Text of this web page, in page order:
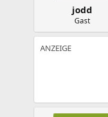
jodd
Gast